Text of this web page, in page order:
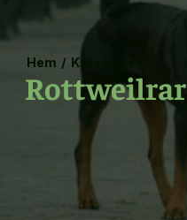
Hem / Kategorier
Rottweilrar